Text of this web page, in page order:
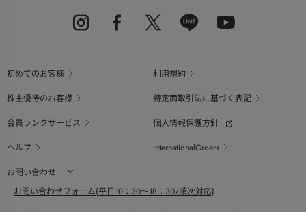
初めてのお客様
利用規約
株主優待のお客様
特定商取引法に基づく表記
会員ランクサービス
個人情報保護方針
ヘルプ
InternationalOrders
お問い合わせ
お問い合わせフォーム(平日10：30～18：30/順次対応)